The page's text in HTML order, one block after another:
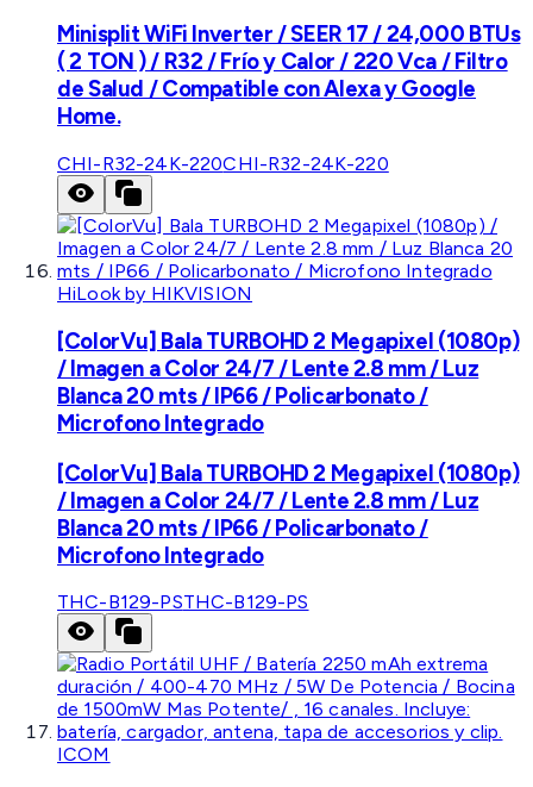
Minisplit WiFi Inverter / SEER 17 / 24,000 BTUs
( 2 TON ) / R32 / Frío y Calor / 220 Vca / Filtro
de Salud / Compatible con Alexa y Google
Home.
CHI-R32-24K-220CHI-R32-24K-220
HiLook by HIKVISION
[ColorVu] Bala TURBOHD 2 Megapixel (1080p)
/ Imagen a Color 24/7 / Lente 2.8 mm / Luz
Blanca 20 mts / IP66 / Policarbonato /
Microfono Integrado
[ColorVu] Bala TURBOHD 2 Megapixel (1080p)
/ Imagen a Color 24/7 / Lente 2.8 mm / Luz
Blanca 20 mts / IP66 / Policarbonato /
Microfono Integrado
THC-B129-PSTHC-B129-PS
ICOM